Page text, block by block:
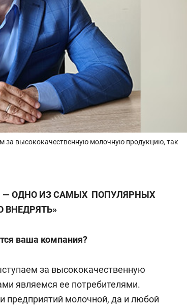
за высококачественную молочную продукцию, так
— ОДНО ИЗ САМЫХ ПОПУЛЯРНЫХ
ВНЕДРЯТЬ»
ваша компания?
за высококачественную
являемся ее по­требителями.
молочной, да и любой